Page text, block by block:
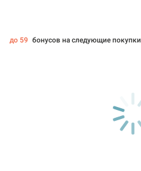
до 59 бонусов на следующие покупки